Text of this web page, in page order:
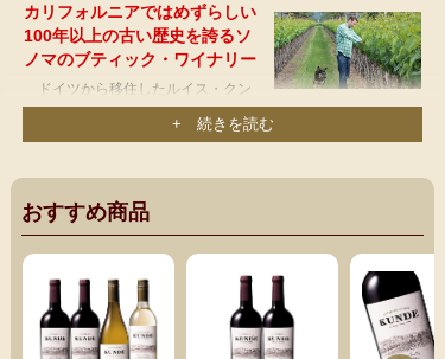
カリフォルニアではめずらしい
100年以上の古い歴史を誇るソ
ノマのブティック・ワイナリー
ドイツから移住したルイス・クン
デが1904年、ソノマ・ヴァレーの鉄
分を含んだ赤い火山性土壌の「ワイルドウッド・ヴィンヤー
す。以来一世紀、ワイン造りでは新しいカリフォルニアでは
大老舗のワイナリーです。
す。ルイスの死後も息子のアーサーがワイナリーを引き継
ぎ、第二次大戦最中も、キリスト教の聖餐用ワインを造るこ
とで、ワイン生産を脈々と続けています。その後も、アーサ
ーの息子ボブとフレッドへ、さらにその息子へと引き継が
れ、現当主は５代目に当たります。いまだ大手資本に吸収さ
+ 続きを読む
おすすめ商品